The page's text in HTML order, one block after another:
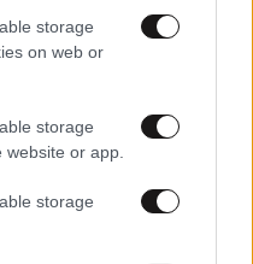
storage
on web or
storage
or app.
storage
Αθηνών